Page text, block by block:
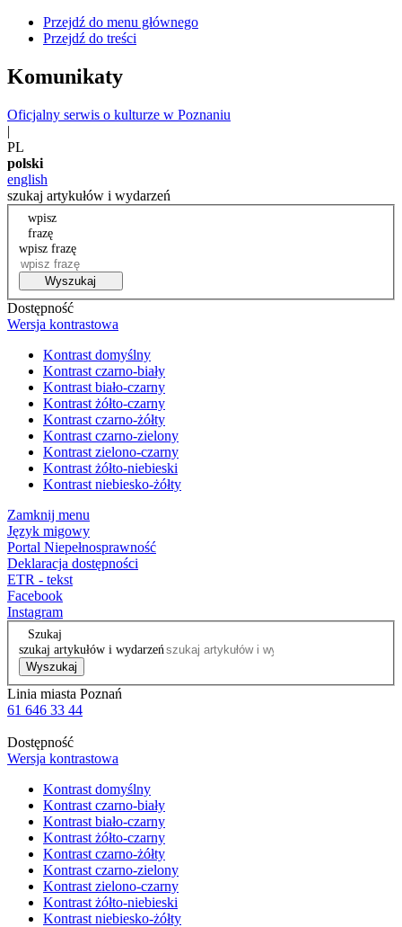
Przejdź do menu głównego
Przejdź do treści
Komunikaty
Oficjalny serwis o kulturze w Poznaniu
|
PL
polski
english
szukaj artykułów i wydarzeń
wpisz
frazę
wpisz frazę
Wyszukaj
Dostępność
Wersja kontrastowa
Kontrast domyślny
Kontrast czarno-biały
Kontrast biało-czarny
Kontrast żółto-czarny
Kontrast czarno-żółty
Kontrast czarno-zielony
Kontrast zielono-czarny
Kontrast żółto-niebieski
Kontrast niebiesko-żółty
Zamknij menu
Język migowy
Portal Niepełnosprawność
Deklaracja dostępności
ETR - tekst
Facebook
Instagram
Szukaj
szukaj artykułów i wydarzeń
Wyszukaj
Linia miasta Poznań
61 646 33 44
Dostępność
Wersja kontrastowa
Kontrast domyślny
Kontrast czarno-biały
Kontrast biało-czarny
Kontrast żółto-czarny
Kontrast czarno-żółty
Kontrast czarno-zielony
Kontrast zielono-czarny
Kontrast żółto-niebieski
Kontrast niebiesko-żółty